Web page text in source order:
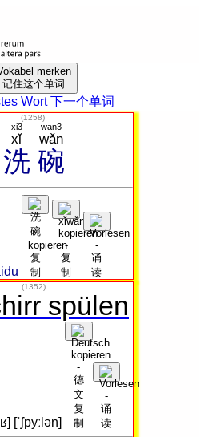
merken
记住这个单词
(1258)
洗
xǐ
xi3
碗
wǎn
wan3
(1352)
spülen
[ˈʃpyːlən]